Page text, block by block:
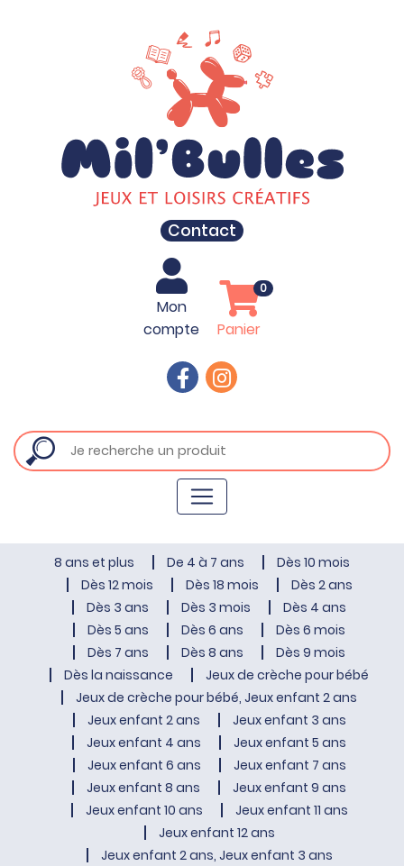
Contact
Mon
compte
Panier
0
8 ans et plus De 4 à 7 ans
Dès 10 mois
Dès 12 mois
Dès 18 mois
Dès 2 ans
Dès 3 ans
Dès 3 mois
Dès 4 ans
Dès 5 ans
Dès 6 ans
Dès 6 mois
Dès 7 ans
Dès 8 ans
Dès 9 mois
Dès la naissance
Jeux de crèche pour bébé
Jeux de crèche pour bébé, Jeux enfant 2 ans
Jeux enfant 2 ans
Jeux enfant 3 ans
Jeux enfant 4 ans
Jeux enfant 5 ans
Jeux enfant 6 ans
Jeux enfant 7 ans
Jeux enfant 8 ans
Jeux enfant 9 ans
Jeux enfant 10 ans
Jeux enfant 11 ans
Jeux enfant 12 ans
Jeux enfant 2 ans, Jeux enfant 3 ans